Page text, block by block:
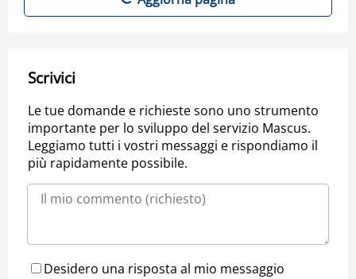
Scrivici
Le tue domande e richieste sono uno strumento
importante per lo sviluppo del servizio Mascus.
Leggiamo tutti i vostri messaggi e rispondiamo il
più rapidamente possibile.
Desidero una risposta al mio messaggio